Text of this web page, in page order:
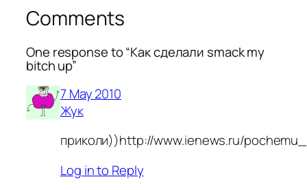
Comments
One response to “Как сделали smack my
bitch up”
7 May 2010
Жук
приколи))http://www.ienews.ru/
Log in to Reply